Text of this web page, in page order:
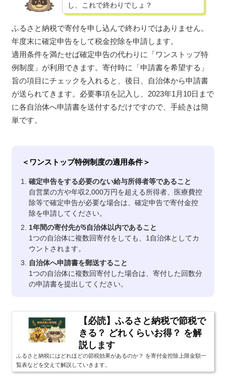
し、これで終わりでしょ？
ふるさと納税で寄付を申し込んで終わりではありません。
年度末に確定申告をして税金控除を申請します。
適用条件を満たせば確定申告の代わりに「ワンストップ特
例制度」が利用できます。寄付時に「申請書を希望する」
旨の項目にチェックを入れると、後日、自治体から申請書
が送られてきます。必要事項を記入し、2023年1月10日まで
に各自治体へ申請書を送付するだけですので、手続きは簡
単です。
＜ワンストップ特例制度の適用条件＞
確定申告をする必要のない給与所得者等であること
自営業の方や年収2,000万円を超える所得者、医療費控
除等で確定申告が必要な場合は、確定申告で寄付金控
除を申請してください。
1年間の寄付先が5自治体以内であること
1つの自治体に複数回寄付をしても、1自治体としてカ
ウントされます。
自治体へ申請書を郵送すること
1つの自治体に複数回寄付した場合は、寄付した回数分
の申請書を提出してください。
【必読】ふるさと納税で節税で
きる？ どれくらいお得？ を解
説します
ふるさと納税にはどれほどの節税効果があるのか？ を寄付金控除上限金額一
覧表などを交えて解説していきます。